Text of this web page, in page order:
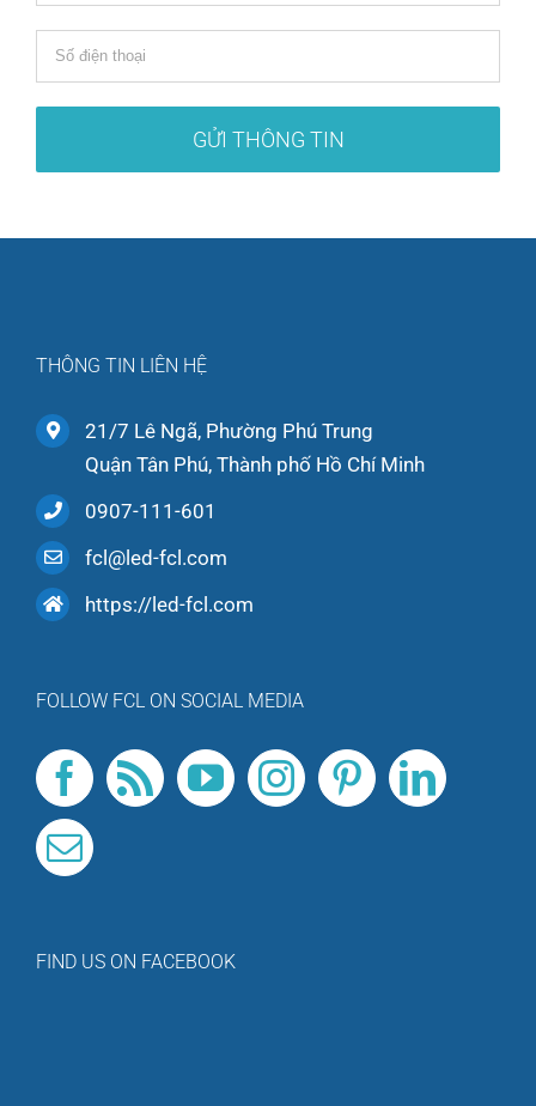
THÔNG TIN LIÊN HỆ
21/7 Lê Ngã, Phường Phú Trung
Quận Tân Phú, Thành phố Hồ Chí Minh
0907-111-601
fcl@led-fcl.com
https://led-fcl.com
FOLLOW FCL ON SOCIAL MEDIA
FIND US ON FACEBOOK